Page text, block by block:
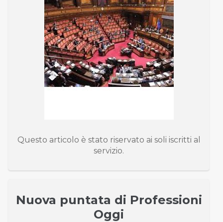
Questo articolo è stato riservato ai soli iscritti al
servizio.
Nuova puntata di Professioni
Oggi